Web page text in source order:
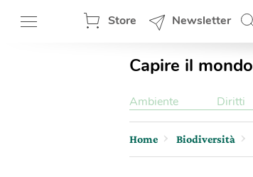
Store Newsletter
Capire il mondo
Ambiente Diritti
Home Biodiversità